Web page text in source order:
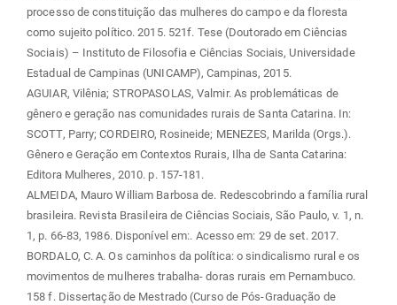
processo de constituição das mulheres do campo e da floresta
como sujeito político. 2015. 521f. Tese (Doutorado em Ciências
Sociais) – Instituto de Filosofia e Ciências Sociais, Universidade
Estadual de Campinas (UNICAMP), Campinas, 2015.
AGUIAR, Vilênia; STROPASOLAS, Valmir. As problemáticas de
gênero e geração nas comunidades rurais de Santa Catarina. In:
SCOTT, Parry; CORDEIRO, Rosineide; MENEZES, Marilda (Orgs.).
Gênero e Geração em Contextos Rurais, Ilha de Santa Catarina:
Editora Mulheres, 2010. p. 157-181.
ALMEIDA, Mauro William Barbosa de. Redescobrindo a família rural
brasileira. Revista Brasileira de Ciências Sociais, São Paulo, v. 1, n.
1, p. 66-83, 1986. Disponível em:. Acesso em: 29 de set. 2017.
BORDALO, C. A. Os caminhos da política: o sindicalismo rural e os
movimentos de mulheres trabalha- doras rurais em Pernambuco.
158 f. Dissertação de Mestrado (Curso de Pós-Graduação de